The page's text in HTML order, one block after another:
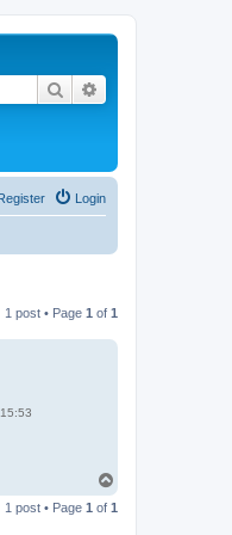
Search
Login
1 post • Page 1 of 1
p
1 post • Page 1 of 1